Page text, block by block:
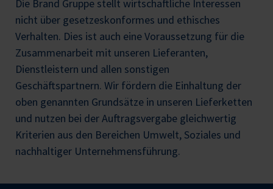
Die Brand Gruppe stellt wirtschaftliche Interessen
nicht über gesetzeskonformes und ethisches
Verhalten. Dies ist auch eine Voraussetzung für die
Zusammenarbeit mit unseren Lieferanten,
Dienstleistern und allen sonstigen
Geschäftspartnern. Wir fördern die Einhaltung der
oben genannten Grundsätze in unseren Lieferketten
und nutzen bei der Auftragsvergabe gleichwertig
Kriterien aus den Bereichen Umwelt, Soziales und
nachhaltiger Unternehmensführung.